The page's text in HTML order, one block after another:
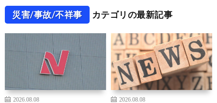
災害/事故/不祥事 カテゴリの最新記事
2026.08.08
2026.08.08